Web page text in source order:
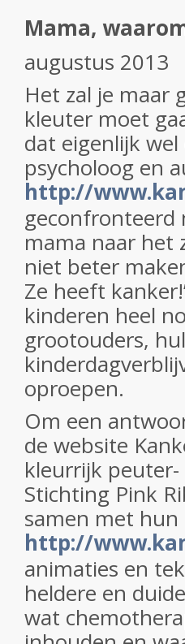
Mama,
augustus 2013
Het zal je maar
kleuter moet
dat eigenlijk wel
psycholoog en
http://
geconfronteerd
mama naar het
niet beter
Ze heeft kanker!
kinderen heel
grootouders,
oproepen.
Om een
de website
kleurrijk
Stichting Pink
samen met
http://
animaties en
heldere en
wat